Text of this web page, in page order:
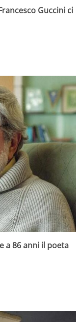
Guccini ci
a 86 anni il poeta